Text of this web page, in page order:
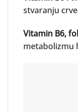
stvaranju
Vitamin B6,
metabolizmu